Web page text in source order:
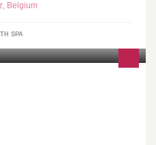
, Belgium
SPA